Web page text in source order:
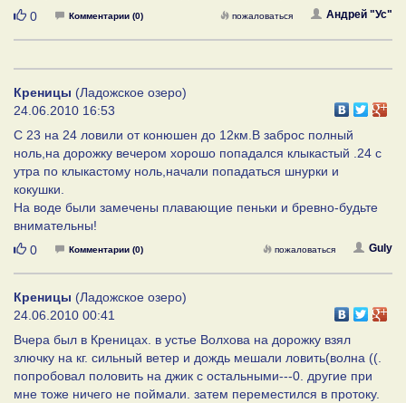
Нравится
0 Комментарии (0) Андрей "Ус"
пожаловаться
Креницы (Ладожское озеро)
24.06.2010 16:53
С 23 на 24 ловили от конюшен до 12км.В заброс полный
ноль,на дорожку вечером хорошо попадался клыкастый .24 с
утра по клыкастому ноль,начали попадаться шнурки и
кокушки.
На воде были замечены плавающие пеньки и бревно-будьте
внимательны!
Нравится
0 Комментарии (0) Guly
пожаловаться
Креницы (Ладожское озеро)
24.06.2010 00:41
Вчера был в Креницах. в устье Волхова на дорожку взял
злючку на кг. сильный ветер и дождь мешали ловить(волна ((.
попробовал половить на джик с остальными---0. другие при
мне тоже ничего не поймали. затем переместился в протоку.